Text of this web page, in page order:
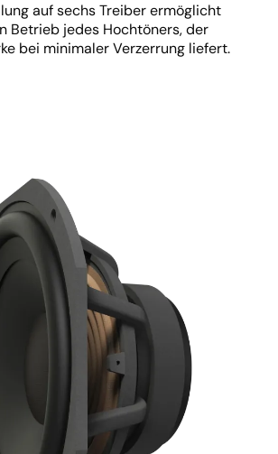
auf sechs Treiber ermöglicht
Betrieb jedes Hochtöners, der
bei minimaler Verzerrung liefert.